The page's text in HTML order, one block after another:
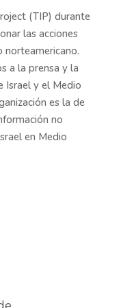
(TIP) durante
las acciones
norteamericano.
a la prensa y la
Israel y el Medio
es la de
no
en Medio